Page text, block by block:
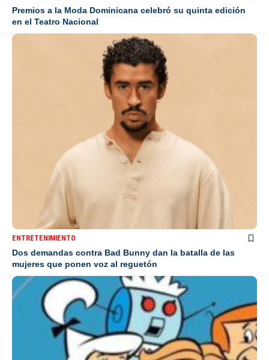
Premios a la Moda Dominicana celebró su quinta edición
en el Teatro Nacional
ENTRETENIMIENTO
Dos demandas contra Bad Bunny dan la batalla de las
mujeres que ponen voz al reguetón